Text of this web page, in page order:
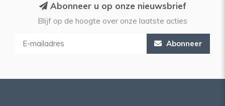
Abonneer u op onze nieuwsbrief
Blijf op de hoogte over onze laatste acties
Abonneer